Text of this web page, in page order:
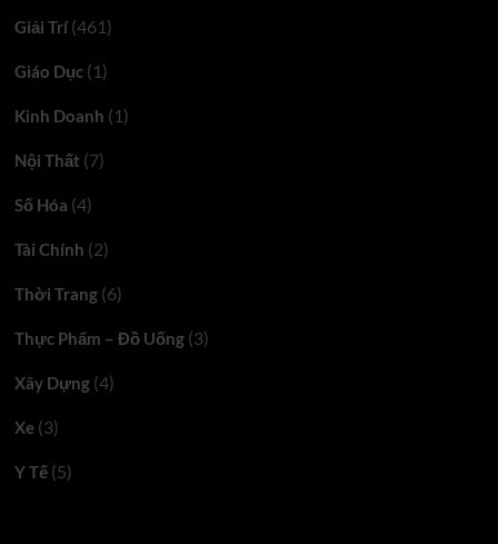
Giải Trí(461)
Giáo Dục(1)
Kinh Doanh (1)
Nội Thất (7)
Số Hóa (4)
Tài Chính (2)
Thời Trang(6)
Thực Phẩm – Đồ Uống(3)
Xây Dựng(4)
Xe(3)
Y Tế(5)